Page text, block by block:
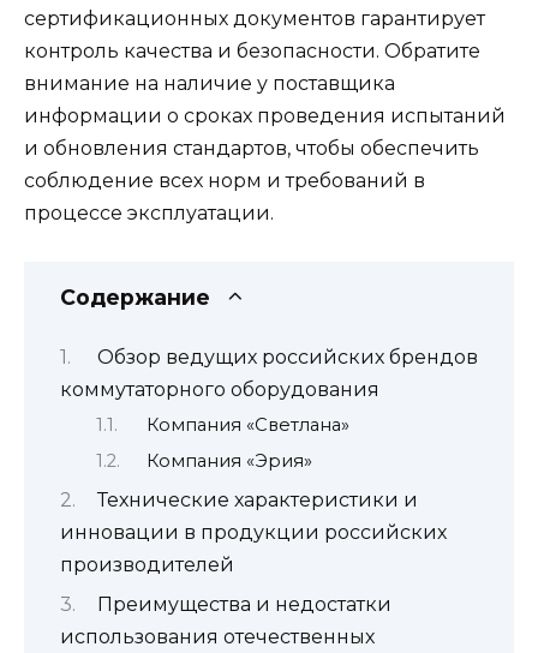
сертификационных документов гарантирует
контроль качества и безопасности. Обратите
внимание на наличие у поставщика
информации о сроках проведения испытаний
и обновления стандартов, чтобы обеспечить
соблюдение всех норм и требований в
процессе эксплуатации.
Содержание
Обзор ведущих российских брендов
коммутаторного оборудования
Компания «Светлана»
Компания «Эрия»
Технические характеристики и
инновации в продукции российских
производителей
Преимущества и недостатки
использования отечественных